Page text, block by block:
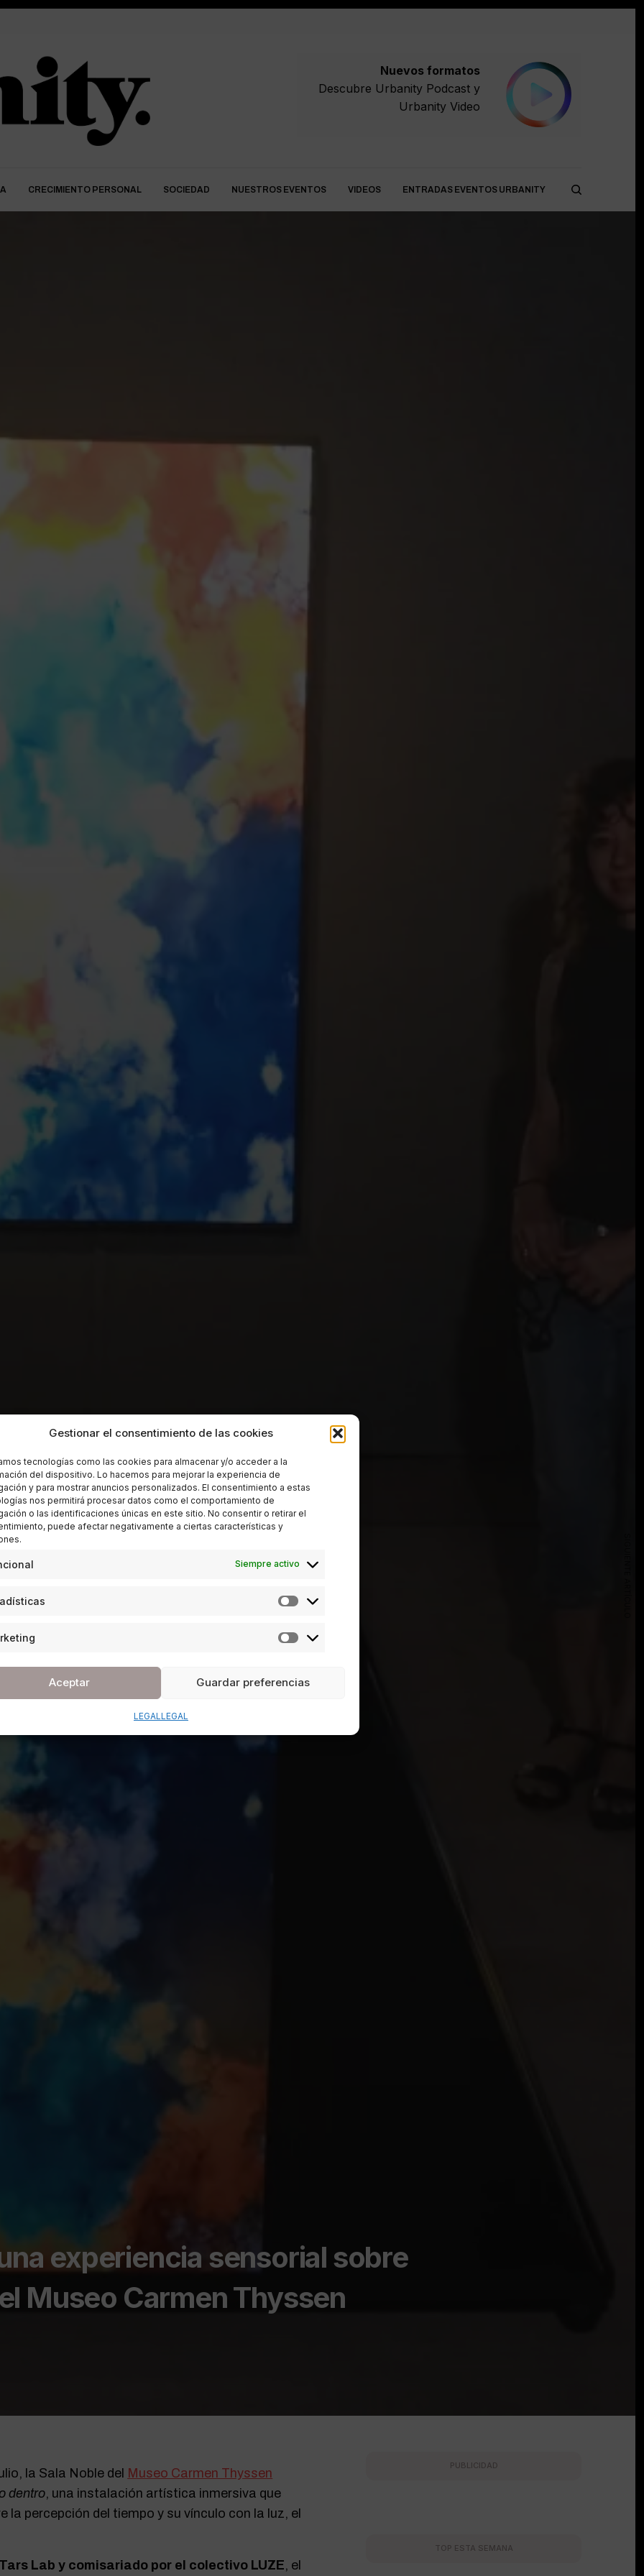
Gestionar el consentimiento de las cookies
tecnologías como las cookies para almacenar y/o acceder a la
del dispositivo. Lo hacemos para mejorar la experiencia de
y para mostrar anuncios personalizados. El consentimiento a estas
nos permitirá procesar datos como el comportamiento de
o las identificaciones únicas en este sitio. No consentir o retirar el
puede afectar negativamente a ciertas características y
Siempre activo
Aceptar Guardar preferencias
LEGAL LEGAL
Nuevos formatos
Descubre Urbanity Podcasty
Urbanity Video
CRECIMIENTO PERSONAL SOCIEDAD NUESTROS EVENTOS VIDEOS ENTRADAS EVENTOS URBANITY
experiencia sensorial sobre
Museo Carmen Thyssen
la Sala Noble del Museo Carmen Thyssen
dentro, una instalación artística inmersiva que
la percepción del tiempo y su vínculo con la luz, el
Lab y comisariado por el colectivo LUZE, el
PUBLICIDAD
TOP ESTA SEMANA